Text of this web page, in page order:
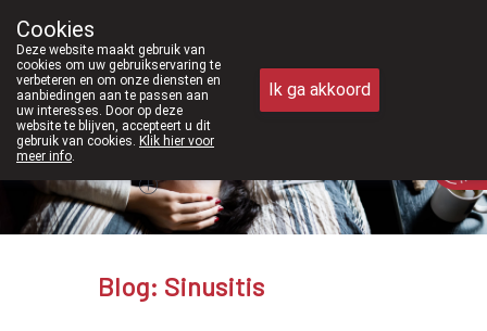
februari 2026 zijn we voortaan ook weer op zaterdag open van
011/610300
Vandaag gesloten
Blog: Sinusitis
Cookies
Deze website maakt gebruik van
cookies om uw gebruikservaring te
verbeteren en om onze diensten en
aanbiedingen aan te passen aan
uw interesses. Door op deze
website te blijven, accepteert u dit
gebruik van cookies. Klik hier voor
meer info.
Ik ga akkoord